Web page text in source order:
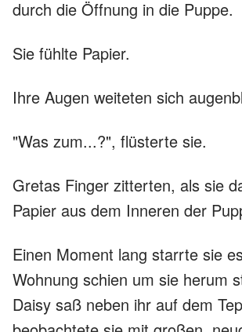
durch die Öffnung in die Puppe.
Sie fühlte Papier.
Ihre Augen weiteten sich
"Was zum...?", flüsterte sie.
Gretas Finger zitterten, als sie
Papier aus dem Inneren der
Einen Moment lang starrte sie
Wohnung schien um sie herum
Daisy saß neben ihr auf dem